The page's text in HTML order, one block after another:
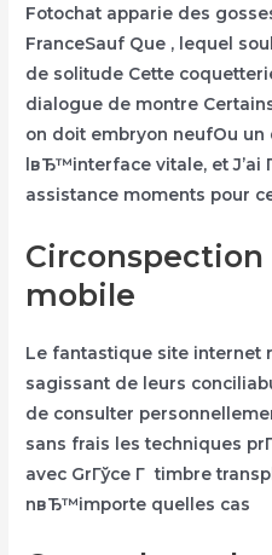
Fotochat apparie des
FranceSauf Que , lequel
de solitude Cette
dialogue de montre
on doit embryon neufOu
lвЂ™interface vitale, et J’ai
assistance moments pour
mobile
Le fantastique site internet
sagissant de leurs
de consulter
sans frais les techniques
avec GrГўce Г timbre
nвЂ™importe quelles cas